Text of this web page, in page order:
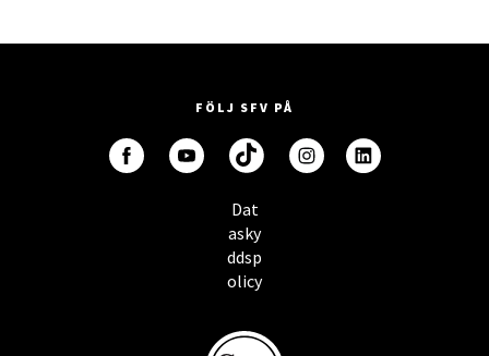
FÖLJ SFV PÅ
Dat
asky
ddsp
olicy